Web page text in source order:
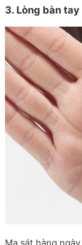
3. Lòng bàn tay
Ma sát hàng